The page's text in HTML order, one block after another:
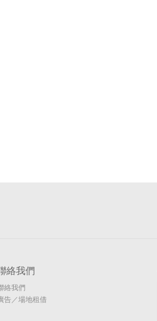
絡我們
絡我們
告／場地租借